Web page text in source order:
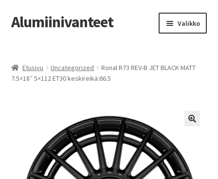
Siirry
navigointiin
Siirry
sisältöön
Alumiinivanteet Valikko
Kauppa
Vanteiden osto-opas
Auton renkaat
Etusivu Uncategorized
Ronal R73 REV-B JET BLACK MATT
7.5×18″ 5×112 ET30 keskireikä:66.5